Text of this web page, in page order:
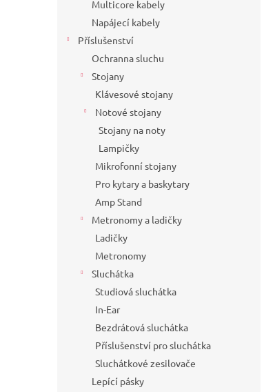
Multicore kabely
Napájecí kabely
Příslušenství
Ochranna sluchu
Stojany
Klávesové stojany
Notové stojany
Stojany na noty
Lampičky
Mikrofonní stojany
Pro kytary a baskytary
Amp Stand
Metronomy a ladičky
Ladičky
Metronomy
Sluchátka
Studiová sluchátka
In-Ear
Bezdrátová sluchátka
Příslušenství pro sluchátka
Sluchátkové zesilovače
Lepící pásky